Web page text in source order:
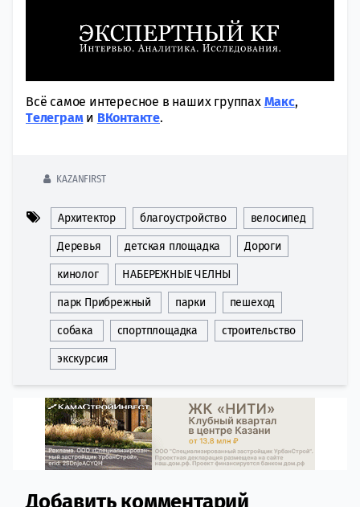
Всё самое интересное в наших группах Макс,
Tелеграми ВКонтакте.
KAZANFIRST
Архитектор благоустройство велосипед
Деревья детская площадка Дороги
кинолог НАБЕРЕЖНЫЕ ЧЕЛНЫ
парк Прибрежный парки пешеход
собака спортплощадка строительство
экскурсия
Добавить комментарий